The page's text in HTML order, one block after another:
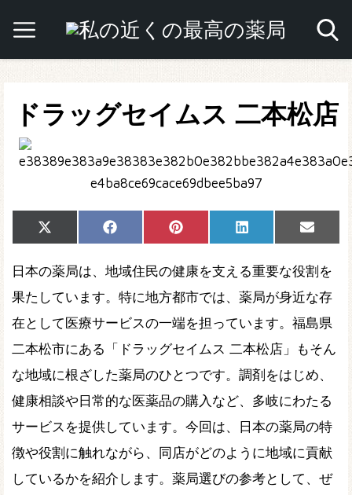
ドラッグセイムス 二本松店
Share
on
X
(Twitter)
Share
on
Facebook Share
on
Pinterest Share
on
LinkedIn
Share
on
Email
日本の薬局は、地域住民の健康を支える重要な役割を
果たしています。特に地方都市では、薬局が身近な存
在として医療サービスの一端を担っています。福島県
二本松市にある「ドラッグセイムス 二本松店」もそん
な地域に根ざした薬局のひとつです。調剤をはじめ、
健康相談や日常的な医薬品の購入など、多岐にわたる
サービスを提供しています。今回は、日本の薬局の特
徴や役割に触れながら、同店がどのように地域に貢献
しているかを紹介します。薬局選びの参考として、ぜ